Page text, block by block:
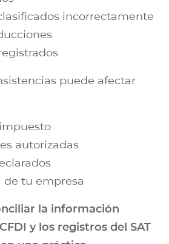
incorrectamente
puede afectar
autorizadas
de tu empresa
la información
y los registros del SAT